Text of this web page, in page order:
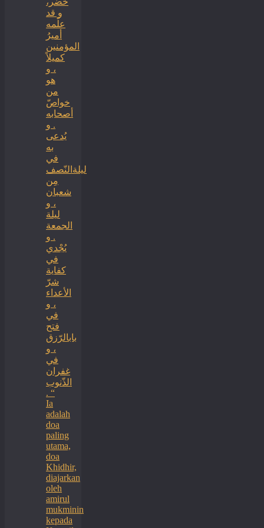
و قد
علّمه
أميرُ
المؤمنين
كميلاً
، و
هو
من
خواصّ
أصحابه
. و
يُدعى
به
في
ليلةالنّصف
مِن
شعبان
، و
ليلة
الجمعة
. و
يُجْدي
في
كفاية
شرّ
الأعداء
، و
في
فتح
بابالرّزق
، و
في
غفران
الذّنوب
. “
Ia
adalah
doa
paling
utama,
doa
Khidhir,
diajarkan
oleh
amirul
mukminin
kepada